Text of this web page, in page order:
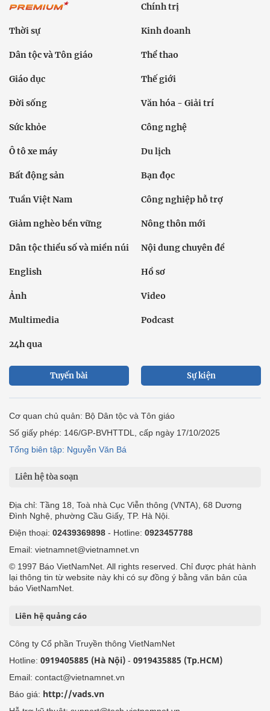
Chính trị
Thời sự Kinh doanh
Dân tộc và Tôn giáo Thể thao
Giáo dục Thế giới
Đời sống Văn hóa - Giải trí
Sức khỏe Công nghệ
Ô tô xe máy Du lịch
Bất động sản Bạn đọc
Tuần Việt Nam Công nghiệp hỗ trợ
Giảm nghèo bền vững Nông thôn mới
Dân tộc thiểu số và miền núi Nội dung chuyên đề
English Hồ sơ
Ảnh Video
Multimedia Podcast
24h qua
Tuyến bài Sự kiện
Cơ quan chủ quản: Bộ Dân tộc và Tôn giáo
Số giấy phép: 146/GP-BVHTTDL, cấp ngày 17/10/2025
Tổng biên tập: Nguyễn Văn Bá
Liên hệ tòa soạn
Địa chỉ: Tầng 18, Toà nhà Cục Viễn thông (VNTA), 68 Dương
Đình Nghệ, phường Cầu Giấy, TP. Hà Nội.
Điện thoại: 02439369898 - Hotline: 0923457788
Email: vietnamnet@vietnamnet.vn
© 1997 Báo VietNamNet. All rights reserved. Chỉ được phát hành
lại thông tin từ website này khi có sự đồng ý bằng văn bản của
báo VietNamNet.
Liên hệ quảng cáo
Công ty Cổ phần Truyền thông VietNamNet
Hotline: 0919405885 (Hà Nội) - 0919435885 (Tp.HCM)
Email: contact@vietnamnet.vn
Báo giá: http://vads.vn